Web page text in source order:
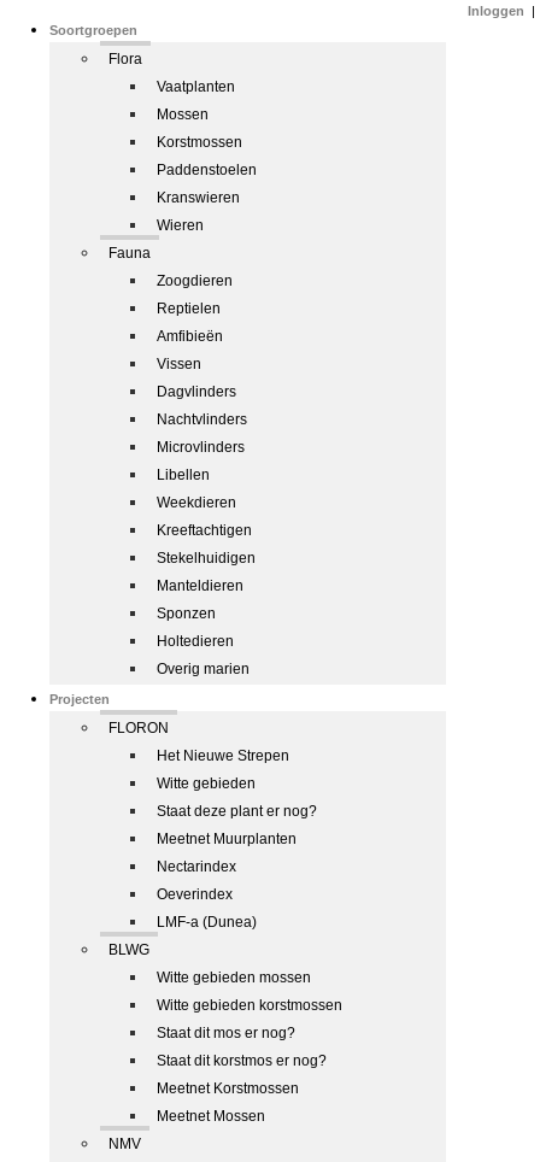
Soortgroepen
Flora
Vaatplanten
Mossen
Korstmossen
Paddenstoelen
Kranswieren
Wieren
Fauna
Zoogdieren
Reptielen
Amfibieën
Vissen
Dagvlinders
Nachtvlinders
Microvlinders
Libellen
Weekdieren
Kreeftachtigen
Stekelhuidigen
Manteldieren
Sponzen
Holtedieren
Overig marien
Projecten
FLORON
Het Nieuwe Strepen
Witte gebieden
Staat deze plant er nog?
Meetnet Muurplanten
Nectarindex
Oeverindex
LMF-a (Dunea)
BLWG
Witte gebieden mossen
Witte gebieden korstmossen
Staat dit mos er nog?
Staat dit korstmos er nog?
Meetnet Korstmossen
Meetnet Mossen
NMV
Inloggen |